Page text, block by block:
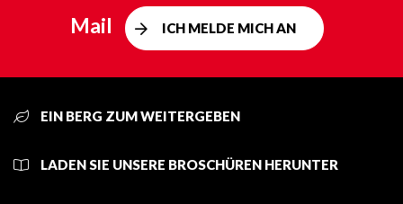
Mail
ICH MELDE MICH AN
EIN BERG ZUM WEITERGEBEN
LADEN SIE UNSERE BROSCHÜREN HERUNTER